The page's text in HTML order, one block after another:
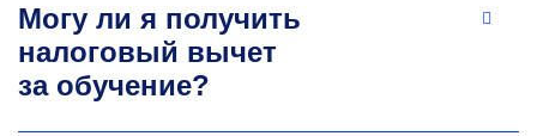
Могу ли я получить
налоговый вычет
за обучение?